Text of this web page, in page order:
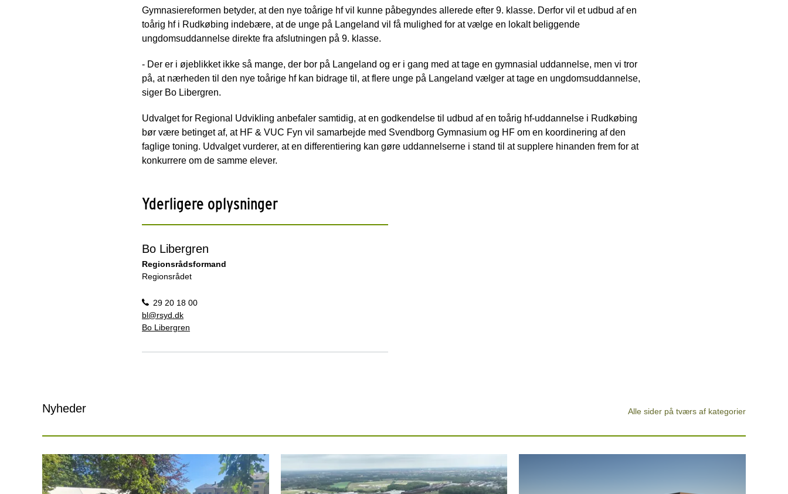
Gymnasiereformen betyder, at den nye toårige hf vil kunne påbegyndes allerede efter 9. klasse. Derfor vil et udbud af en
toårig hf i Rudkøbing indebære, at de unge på Langeland vil få mulighed for at vælge en lokalt beliggende
ungdomsuddannelse direkte fra afslutningen på 9. klasse.
- Der er i øjeblikket ikke så mange, der bor på Langeland og er i gang med at tage en gymnasial uddannelse, men vi tror
på, at nærheden til den nye toårige hf kan bidrage til, at flere unge på Langeland vælger at tage en ungdomsuddannelse,
siger Bo Libergren.
Udvalget for Regional Udvikling anbefaler samtidig, at en godkendelse til udbud af en toårig hf-uddannelse i Rudkøbing
bør være betinget af, at HF & VUC Fyn vil samarbejde med Svendborg Gymnasium og HF om en koordinering af den
faglige toning. Udvalget vurderer, at en differentiering kan gøre uddannelserne i stand til at supplere hinanden frem for at
konkurrere om de samme elever.
Yderligere oplysninger
Bo Libergren
Regionsrådsformand
Regionsrådet
29 20 18 00
bl@rsyd.dk
Bo Libergren
Nyheder Alle sider på tværs af kategorier